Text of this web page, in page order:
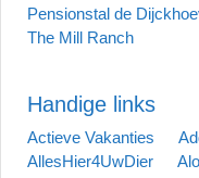
Pensionstal de
The Mill Ranch
Handige links
Actieve Vakanties
AllesHier4UwDier